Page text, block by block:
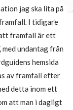
jag ska lita på
I tidigare
framfall är ett
med undantag från
hemsida
av framfall efter
detta inom ett
att man i dagligt